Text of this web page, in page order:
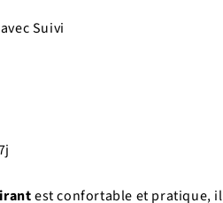
Suivi
est confortable et pratique, il